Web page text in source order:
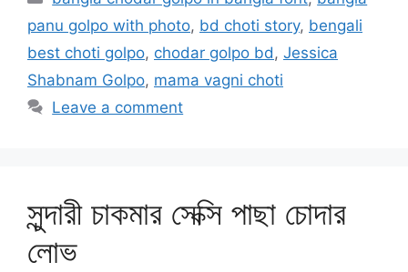
panu golpo with photo, bd choti story, bengali
best choti golpo, chodar golpo bd, Jessica
Shabnam Golpo, mama vagni choti
Leave a comment
সুন্দারী চাকমার সেক্সি পাছা চোদার
লোভ